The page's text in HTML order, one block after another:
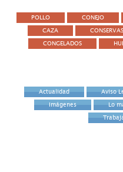
POLLO CONEJO
CAZA
CONGELADOS
Actualidad Aviso
Imágenes Lo